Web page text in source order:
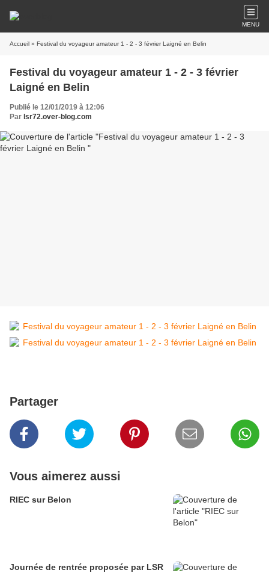
MENU
Accueil » Festival du voyageur amateur 1 - 2 - 3 février Laigné en Belin
Festival du voyageur amateur 1 - 2 - 3 février
Laigné en Belin
Publié le 12/01/2019 à 12:06
Par lsr72.over-blog.com
Partager
Vous aimerez aussi
RIEC sur Belon
Journée de rentrée proposée par LSR